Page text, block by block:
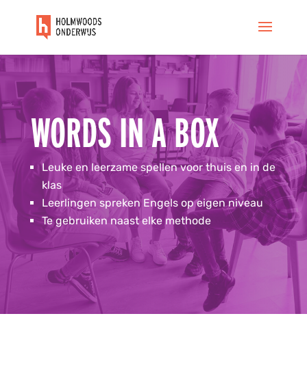
WORDS IN A BOX
Leuke en leerzame spellen voor thuis en in de
klas
Leerlingen spreken Engels op eigen niveau
Te gebruiken naast elke methode